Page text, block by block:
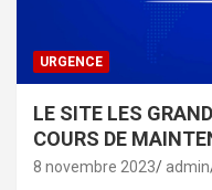
URGENCE
LE SITE LES
COURS DE
8 novembre 2023 admin